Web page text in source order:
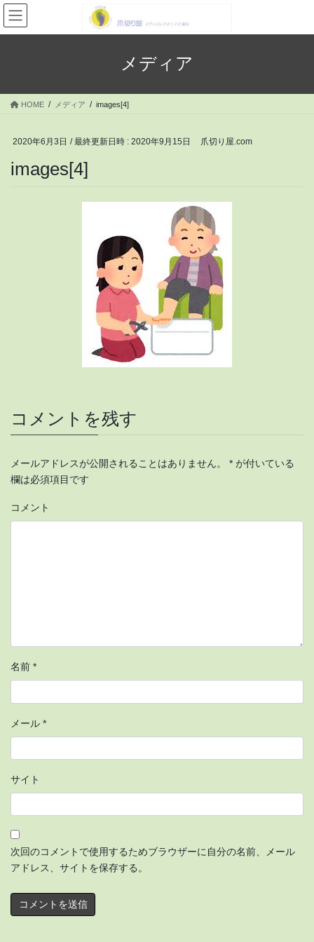
コ
ン
テ
ス
ナ
ビ
ゲ
ン
メディア
HOME メディア images[4]
2020年6月3日 / 最終更新日時 : 2020年9月15日 爪切り屋.com
images[4]
コメントを残す
メールアドレスが公開されることはありません。 * が付いている
欄は必須項目です
コメント
名前 *
メール *
サイト
次回のコメントで使用するためブラウザーに自分の名前、メール
アドレス、サイトを保存する。